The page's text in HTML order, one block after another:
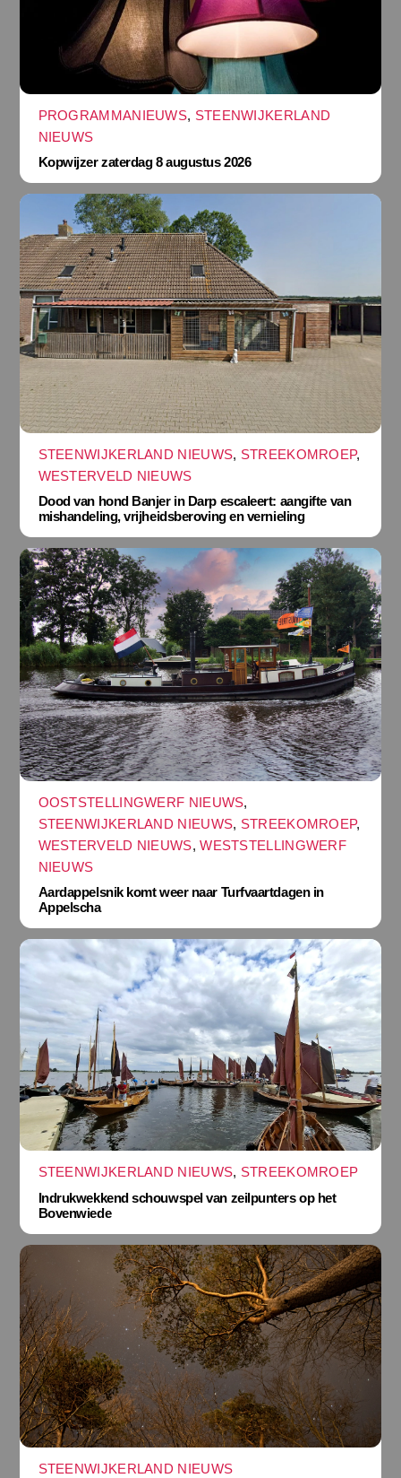
PROGRAMMANIEUWS, STEENWIJKERLAND
NIEUWS
Kopwijzer zaterdag 8 augustus 2026
STEENWIJKERLAND NIEUWS, STREEKOMROEP,
WESTERVELD NIEUWS
Dood van hond Banjer in Darp escaleert: aangifte van
mishandeling, vrijheidsberoving en vernieling
OOSTSTELLINGWERF NIEUWS,
STEENWIJKERLAND NIEUWS, STREEKOMROEP,
WESTERVELD NIEUWS,WESTSTELLINGWERF
NIEUWS
Aardappelsnik komt weer naar Turfvaartdagen in
Appelscha
STEENWIJKERLAND NIEUWS, STREEKOMROEP
Indrukwekkend schouwspel van zeilpunters op het
Bovenwiede
STEENWIJKERLAND NIEUWS